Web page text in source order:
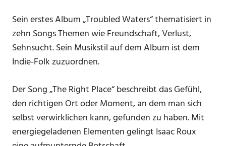
Sein erstes Album „Troubled Waters“ thematisiert in
zehn Songs Themen wie Freundschaft, Verlust,
Sehnsucht. Sein Musikstil auf dem Album ist dem
Indie-Folk zuzuordnen.
Der Song „The Right Place“ beschreibt das Gefühl,
den richtigen Ort oder Moment, an dem man sich
selbst verwirklichen kann, gefunden zu haben. Mit
energiegeladenen Elementen gelingt Isaac Roux